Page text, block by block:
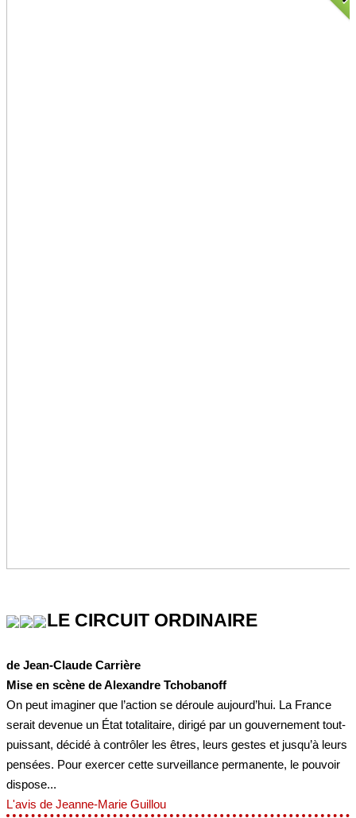
LE CIRCUIT ORDINAIRE
de Jean-Claude Carrière
Mise en scène de Alexandre Tchobanoff
On peut imaginer que l’action se déroule aujourd’hui. La France
serait devenue un État totalitaire, dirigé par un gouvernement tout-
puissant, décidé à contrôler les êtres, leurs gestes et jusqu’à leurs
pensées. Pour exercer cette surveillance permanente, le pouvoir
dispose...
L'avis de Jeanne-Marie Guillou